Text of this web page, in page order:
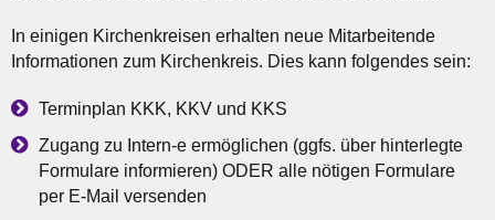
In einigen Kirchenkreisen erhalten neue Mitarbeitende
Informationen zum Kirchenkreis. Dies kann folgendes sein:
Terminplan KKK, KKV und KKS
Zugang zu Intern-e ermöglichen (ggfs. über hinterlegte
Formulare informieren) ODER alle nötigen Formulare
per E-Mail versenden